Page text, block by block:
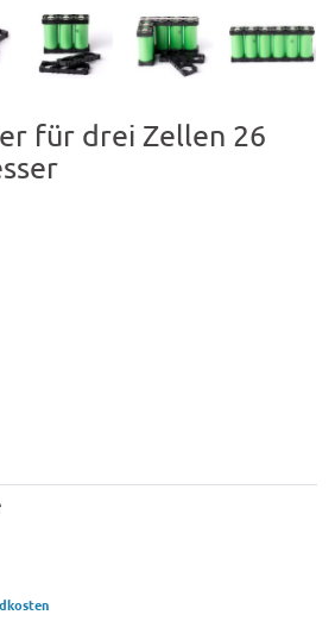
für drei Zellen 26